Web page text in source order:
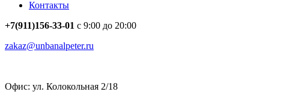
Контакты
+7(911)156-33-01 с 9:00 до 20:00
zakaz@unbanalpeter.ru
Офис: ул. Колокольная 2/18